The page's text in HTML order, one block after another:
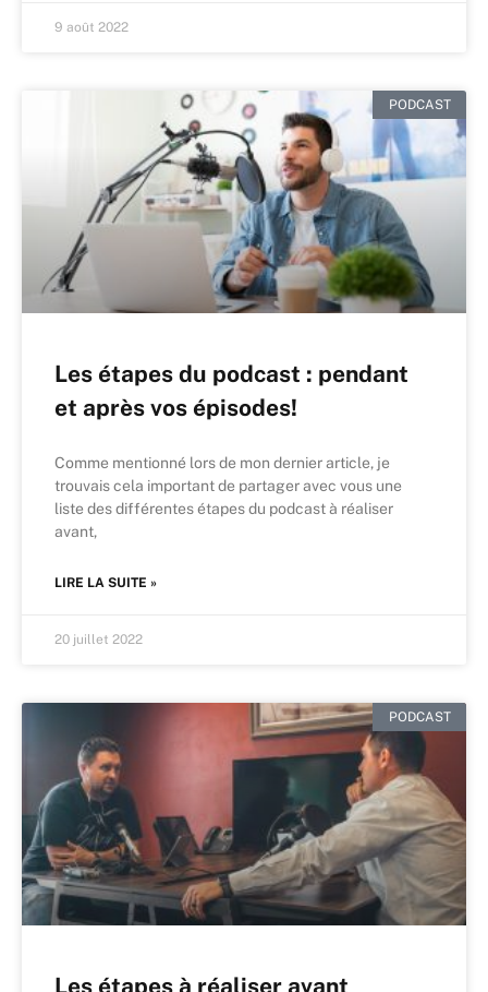
9 août 2022
PODCAST
Les étapes du podcast : pendant
et après vos épisodes!
Comme mentionné lors de mon dernier article, je
trouvais cela important de partager avec vous une
liste des différentes étapes du podcast à réaliser
avant,
LIRE LA SUITE »
20 juillet 2022
PODCAST
Les étapes à réaliser avant